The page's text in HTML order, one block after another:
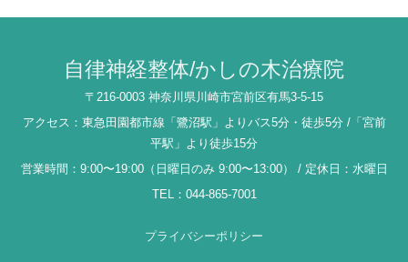
自律神経整体/かしの木治療院
〒216-0003 神奈川県川崎市宮前区有馬3-5-15
アクセス：東急田園都市線「鷺沼駅」よりバス5分・徒歩5分 /「宮前
平駅」より徒歩15分
営業時間：9:00〜19:00（日曜日のみ 9:00〜13:00） / 定休日：水曜日
TEL：044-865-7001
プライバシーポリシー